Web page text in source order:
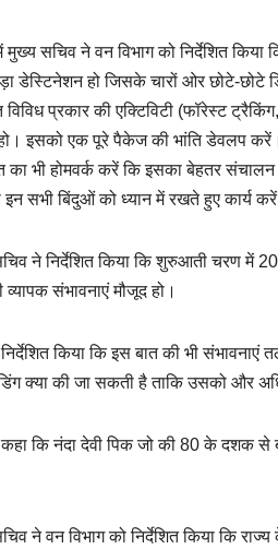
सचिव ने वन विभाग को निर्देशित
डेस्टिनेशन हो जिसके चारों ओर छोटे-छोटे
विविध प्रकार की एक्टिविटी (फॉरेस्ट
इसको एक पूरे पैकेज की भांति डेवलप करें।
का भी होमवर्क करें कि इसका बेहतर
सभी बिंदुओं को ध्यान में रखते हुए कार्य
ने निर्देशित किया कि शुरुआती चरण में
व्यापक संभावनाएं मौजूद हो।
निर्देशित किया कि इस बात की भी
क्या की जा सकती है ताकि उसको और
कहा कि नंदा देवी पिक जो की 80 के दशक से
ने वन विभाग को निर्देशित किया कि